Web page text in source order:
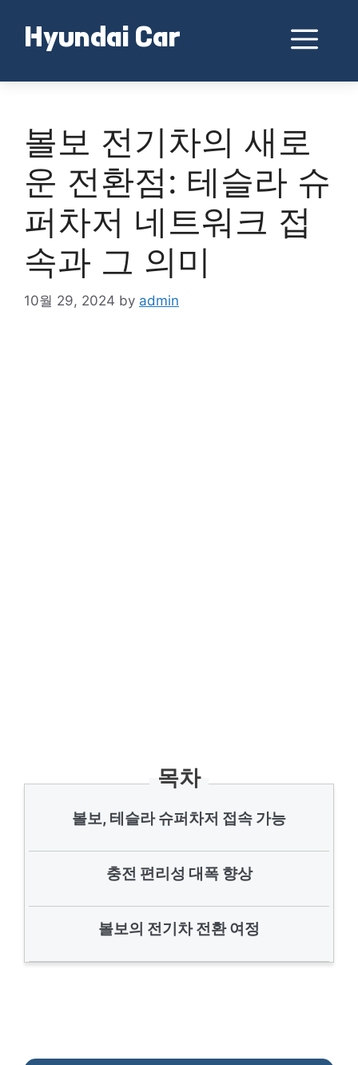
contentHyundai Car
볼보 전기차의 새로
운 전환점: 테슬라 슈
퍼차저 네트워크 접
속과 그 의미
10월 29, 2024 by admin
목차
볼보, 테슬라 슈퍼차저 접속 가능
충전 편리성 대폭 향상
볼보의 전기차 전환 여정